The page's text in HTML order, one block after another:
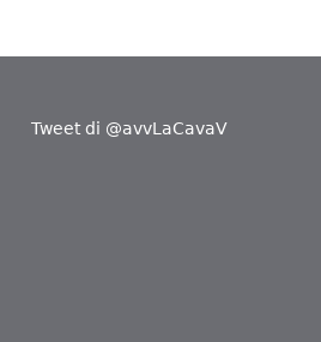
Tweet di @avvLaCavaV